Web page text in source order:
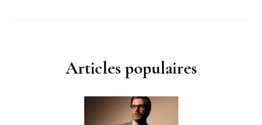
Articles populaires